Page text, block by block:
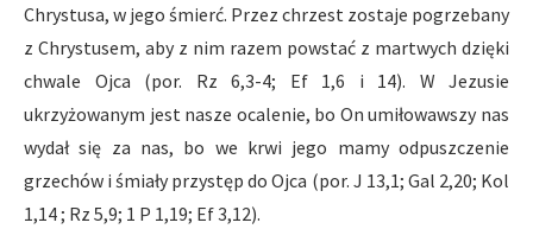
Chrystusa, w jego śmierć. Przez chrzest zostaje pogrzebany
z Chrystusem, aby z nim razem powstać z martwych dzięki
chwale Ojca (por. Rz 6,3-4; Ef 1,6 i 14). W Jezusie
ukrzyżowanym jest nasze ocalenie, bo On umiłowawszy nas
wydał się za nas, bo we krwi jego mamy odpuszczenie
grzechów i śmiały przystęp do Ojca (por. J 13,1; Gal 2,20; Kol
1,14 ; Rz 5,9; 1 P 1,19; Ef 3,12).